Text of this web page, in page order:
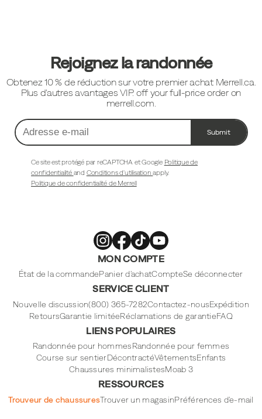
page
Rejoignez la randonnée
Obtenez 10 % de réduction sur votre premier achat Merrell.ca.
Plus d'autres avantages VIP. off your full-price order on
merrell.com.
Adresse
e-
mail
Submit
Ce site est protégé par reCAPTCHA et Google Politique de
confidentialité and Conditions d'utilisationapply.
Politique de confidentialité de Merrell
Merrell
Footwear
Merrell
Footwear
sur
Merrell
Footwear
sur
Merrell
Footwear
sur
MON COMPTE
État de la commandePanier d'achatCompteSe déconnecter
SERVICE CLIENT
Nouvelle discussion(800) 365-7282Contactez-nousExpédition
RetoursGarantie limitéeRéclamations de garantieFAQ
LIENS POPULAIRES
Randonnée pour hommesRandonnée pour femmes
Course sur sentierDécontractéVêtementsEnfants
Chaussures minimalistesMoab 3
RESSOURCES
Trouveur de chaussuresTrouver un magasinPréférences d'e-mail